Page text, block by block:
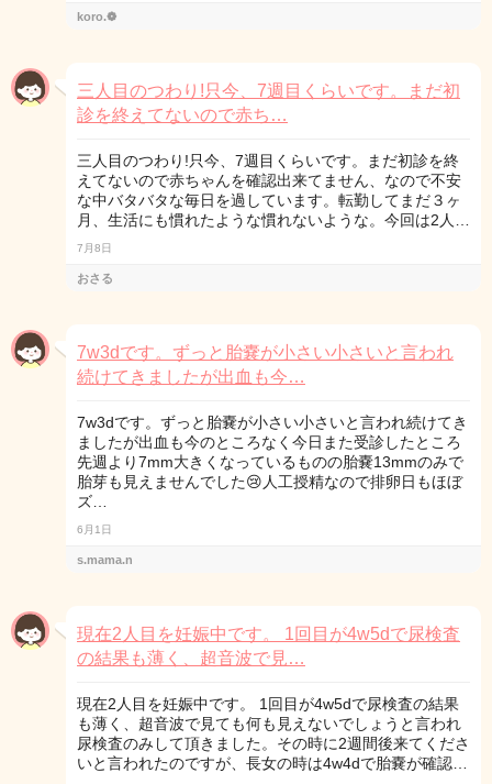
koro.❁
三人目のつわり!只今、7週目くらいです。まだ初
診を終えてないので赤ち…
三人目のつわり!只今、7週目くらいです。まだ初診を終
えてないので赤ちゃんを確認出来てません、なので不安
な中バタバタな毎日を過しています。転勤してまだ３ヶ
月、生活にも慣れたような慣れないような。今回は2人…
7月8日
おさる
7w3dです。ずっと胎嚢が小さい小さいと言われ
続けてきましたが出血も今…
7w3dです。ずっと胎嚢が小さい小さいと言われ続けてき
ましたが出血も今のところなく今日また受診したところ
先週より7mm大きくなっているものの胎嚢13mmのみで
胎芽も見えませんでした😢人工授精なので排卵日もほぼ
ズ…
6月1日
s.mama.n
現在2人目を妊娠中です。 1回目が4w5dで尿検査
の結果も薄く、超音波で見…
現在2人目を妊娠中です。 1回目が4w5dで尿検査の結果
も薄く、超音波で見ても何も見えないでしょうと言われ
尿検査のみして頂きました。その時に2週間後来てくださ
いと言われたのですが、長女の時は4w4dで胎嚢が確認…